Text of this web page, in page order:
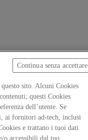
sito. Alcuni Cookies
questi Cookies
dell’utente. Se
ai fornitori ad-tech, inclusi
e trattano i tuoi dati
o accessibili dal tuo
Continua senza accettare